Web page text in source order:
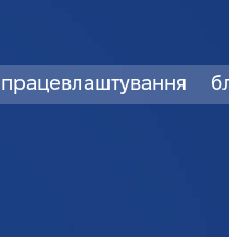
працевлаштування